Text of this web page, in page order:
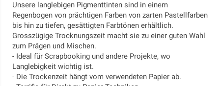
Unsere langlebigen Pigmenttinten sind in einem
Regenbogen von prächtigen Farben von zarten Pastellfarben
bis hin zu tiefen, gesättigten Farbtönen erhältlich.
Grosszügige Trocknungszeit macht sie zu einer guten Wahl
zum Prägen und Mischen.
- Ideal für Scrapbooking und andere Projekte, wo
Langlebigkeit wichtig ist.
- Die Trockenzeit hängt vom verwendeten Papier ab.